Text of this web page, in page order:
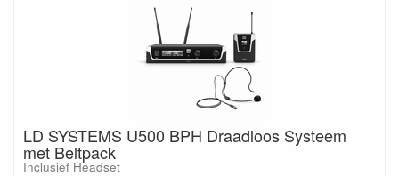
LD SYSTEMS U500 BPH Draadloos Systeem
met Beltpack
Inclusief Headset